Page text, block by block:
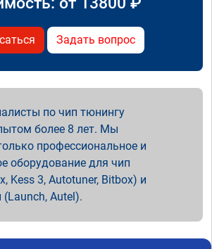
Задать вопрос
по чип тюнингу
более 8 лет. Мы
профессиональное и
оборудование для чип
Kess 3, Autotuner, Bitbox) и
(Launch, Autel).